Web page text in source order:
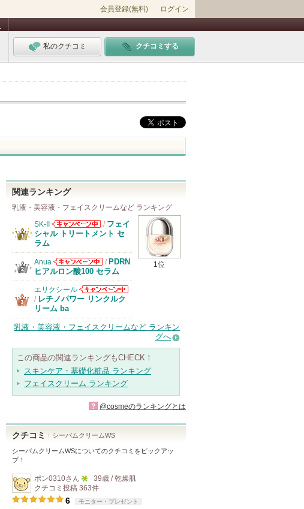
会員登録(無料) ログイン
私のクチコミ クチコミする
関連ランキング
乳液・美容液・フェイスクリームなど ランキング
1位
SK-II
SK-IIからのお
/ フェイ
シャル トリートメント セ
ラム
Anua
Anuaからのお
知らせがありま
す
/ PDRN
ヒアルロン酸100 セラム
エリクシール
エリクシールか
/ レチノパワー リンクルク
リーム ba
乳液・美容液・フェイスクリームなど ランキン
グへ
この商品の関連ランキングもCHECK！
スキンケア・基礎化粧品 ランキング
フェイスクリーム ランキング
? @cosmeのランキングとは
クチコミ シーバムクリームWS
シーバムクリームWSについてのクチコミをピックアッ
プ！
ポン0310さん
5
人
39歳 / 乾燥肌
クチコミ投稿 363件
6 モニター・プレゼント